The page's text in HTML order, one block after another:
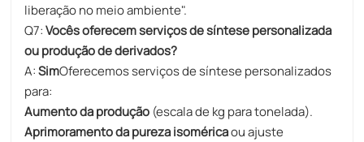
liberação no meio ambiente".
Q7:Vocês oferecem serviços de síntese personalizada
ou produção de derivados?
A:SimOferecemos serviços de síntese personalizados
para:
Aumento da produção (escala de kg para tonelada).
Aprimoramento da pureza isoméricaou ajuste